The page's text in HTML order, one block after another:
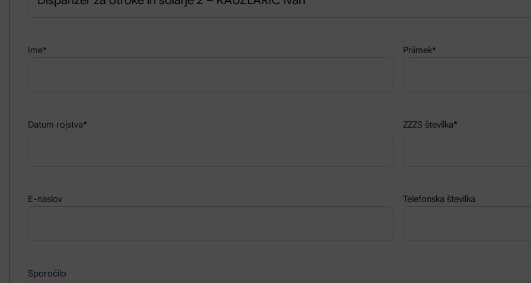
Ime* Priimek*
Datum rojstva* ZZZS številka*
E-naslov Telefonska številka
Sporočilo